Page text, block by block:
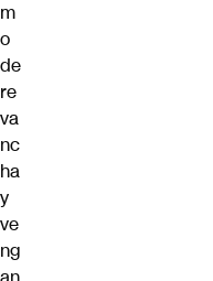
m
o
de
re
va
nc
ha
y
ve
ng